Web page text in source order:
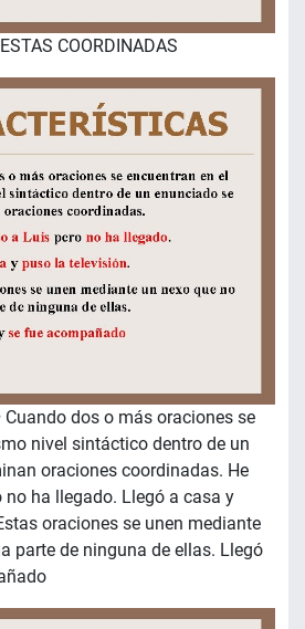
COORDINADAS
Cuando dos o más oraciones se
nivel sintáctico dentro de un
oraciones coordinadas. He
no ha llegado. Llegó a casa y
oraciones se unen mediante
parte de ninguna de ellas. Llegó